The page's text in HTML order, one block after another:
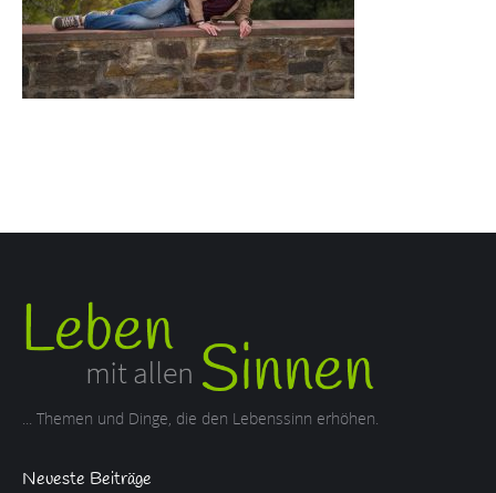
... Themen und Dinge, die den Lebenssinn erhöhen.
Neueste Beiträge